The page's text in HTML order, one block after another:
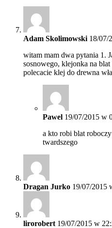
Adam Skolimowski 18/07/
witam mam dwa pytania 1.
sosnowego, klejonka na
polecacie klej do drewna
Pawel 19/07/2015 w
a kto robi blat
twardszego
Dragan Jurko 19/07/2015
lirorobert 19/07/2015 w